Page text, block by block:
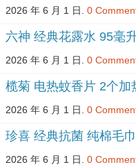
2026 年 6 月 1 日. 0
六神 经典花露水 95毫
2026 年 6 月 1 日. 0
榄菊 电热蚊香片 2个
2026 年 6 月 1 日. 0
珍喜 经典抗菌 纯棉毛
2026 年 6 月 1 日. 0